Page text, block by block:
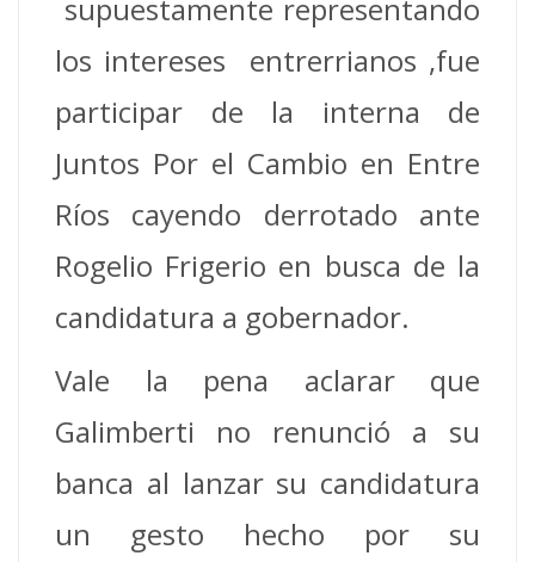
supuestamente representando
los intereses entrerrianos ,fue
participar de la interna de
Juntos Por el Cambio en Entre
Ríos cayendo derrotado ante
Rogelio Frigerio en busca de la
candidatura a gobernador.
Vale la pena aclarar que
Galimberti no renunció a su
banca al lanzar su candidatura
un gesto hecho por su